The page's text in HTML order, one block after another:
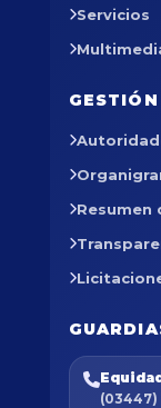
Servicios
Resumen
(03447)